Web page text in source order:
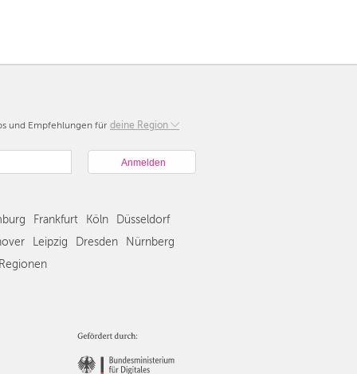
und Empfehlungen für deine Region
Berlin
Hamburg
Düsseldorf
Stuttgart
Nürnberg
Wien
Frankfurt Köln
Düsseldorf
Leipzig Dresden
Nürnberg